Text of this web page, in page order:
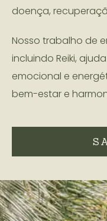
doença,
Nosso trabalho de
incluindo Reiki,
emocional e
bem-estar e